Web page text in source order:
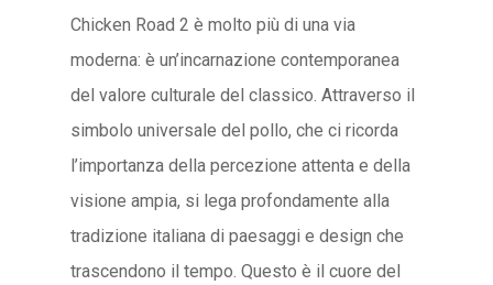
Chicken Road 2 è molto più di una via
moderna: è un’incarnazione contemporanea
del valore culturale del classico. Attraverso il
simbolo universale del pollo, che ci ricorda
l’importanza della percezione attenta e della
visione ampia, si lega profondamente alla
tradizione italiana di paesaggi e design che
trascendono il tempo. Questo è il cuore del